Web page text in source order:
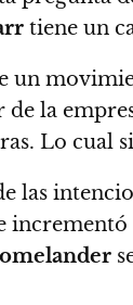
tiene un
un
la
Lo cual
las